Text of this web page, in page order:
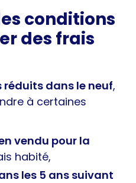
conditions
des frais
réduits dans le neuf,
à certaines
vendu pour la
habité,
les 5 ans suivant